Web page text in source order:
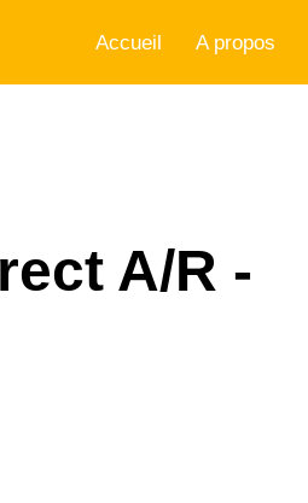
Accueil A propos
A/R -